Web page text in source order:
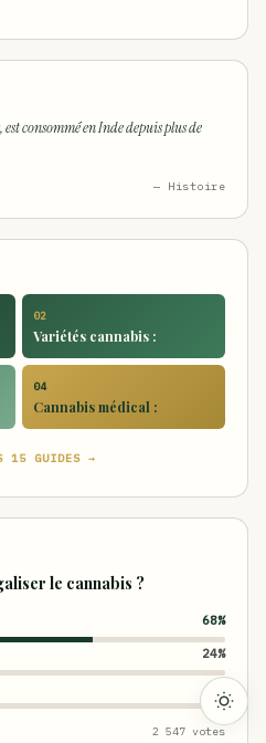
consommé en Inde depuis plus de
— Histoire
02
Variétés cannabis :
04
Cannabis médical :
15 GUIDES →
le cannabis ?
68%
24%
8%
2 547 votes